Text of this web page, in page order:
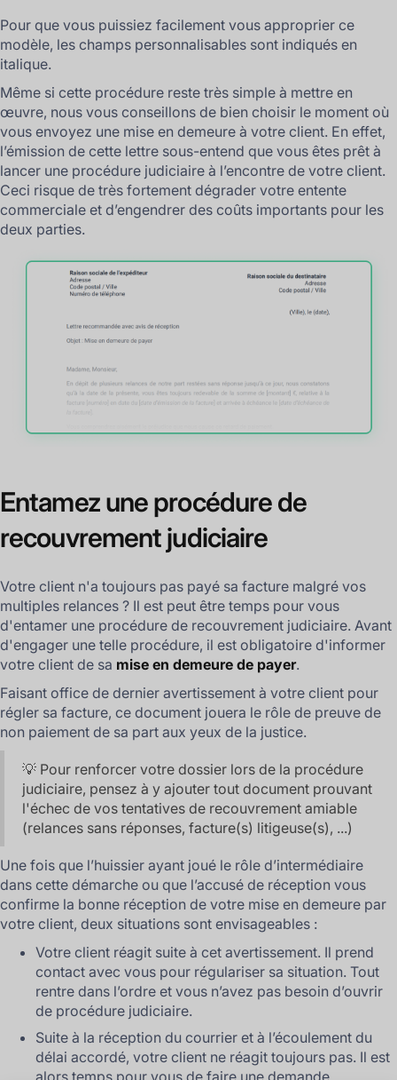
Pour que vous puissiez facilement vous approprier ce
modèle, les champs personnalisables sont indiqués en
italique.
Même si cette procédure reste très simple à mettre en
œuvre, nous vous conseillons de bien choisir le moment où
vous envoyez une mise en demeure à votre client. En effet,
l’émission de cette lettre sous-entend que vous êtes prêt à
lancer une procédure judiciaire à l’encontre de votre client.
Ceci risque de très fortement dégrader votre entente
commerciale et d’engendrer des coûts importants pour les
deux parties.
Entamez une procédure de
recouvrement judiciaire
Votre client n'a toujours pas payé sa facture malgré vos
multiples relances ? Il est peut être temps pour vous
d'entamer une procédure de recouvrement judiciaire. Avant
d'engager une telle procédure, il est obligatoire d'informer
votre client de sa mise en demeure de payer.
Faisant office de dernier avertissement à votre client pour
régler sa facture, ce document jouera le rôle de preuve de
non paiement de sa part aux yeux de la justice.
💡 Pour renforcer votre dossier lors de la procédure
judiciaire, pensez à y ajouter tout document prouvant
l'échec de vos tentatives de recouvrement amiable
(relances sans réponses, facture(s) litigeuse(s), ...)
Une fois que l’huissier ayant joué le rôle d’intermédiaire
dans cette démarche ou que l’accusé de réception vous
confirme la bonne réception de votre mise en demeure par
votre client, deux situations sont envisageables :
Votre client réagit suite à cet avertissement. Il prend
contact avec vous pour régulariser sa situation. Tout
rentre dans l’ordre et vous n’avez pas besoin d’ouvrir
de procédure judiciaire.
Suite à la réception du courrier et à l’écoulement du
délai accordé, votre client ne réagit toujours pas. Il est